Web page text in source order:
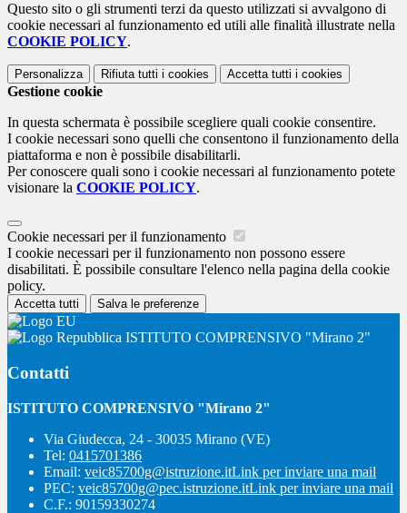
Questo sito o gli strumenti terzi da questo utilizzati si avvalgono di
cookie necessari al funzionamento ed utili alle finalità illustrate nella
COOKIE POLICY.
Personalizza Rifiuta tutti i cookies Accetta tutti i cookies
Gestione cookie
In questa schermata è possibile scegliere quali cookie consentire.
I cookie necessari sono quelli che consentono il funzionamento della
piattaforma e non è possibile disabilitarli.
Per conoscere quali sono i cookie necessari al funzionamento potete
visionare la COOKIE POLICY.
Cookie necessari per il funzionamento
I cookie necessari per il funzionamento non possono essere
disabilitati. È possibile consultare l'elenco nella pagina della cookie
policy.
Accetta tutti Salva le preferenze
ISTITUTO COMPRENSIVO "Mirano 2"
Contatti
ISTITUTO COMPRENSIVO "Mirano 2"
Via Giudecca, 24 - 30035 Mirano (VE)
Tel: 0415701386
Email: veic85700g@istruzione.itLink per inviare una mail
PEC: veic85700g@pec.istruzione.itLink per inviare una mail
C.F.: 90159330274